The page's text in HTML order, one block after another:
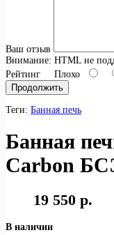
Ваш отзыв
Внимание: HTML не
Рейтинг Плохо
Продолжить
Теги: Банная печь
Банная
Carbon
19 550 р.
В наличии